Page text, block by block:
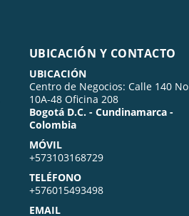
UBICACIÓN Y CONTACTO
UBICACIÓN
Centro de Negocios: Calle 140 No
10A-48 Oficina 208
Bogotá D.C. - Cundinamarca -
Colombia
MÓVIL
+573103168729
TELÉFONO
+576015493498
EMAIL